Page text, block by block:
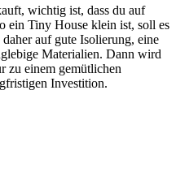
wichtig ist, dass du auf
ein Tiny House klein ist, soll es
auf gute Isolierung, eine
Materialien. Dann wird
zu einem gemütlichen
Investition.